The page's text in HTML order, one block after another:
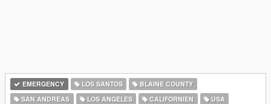
EMERGENCY LOS SANTOS
BLAINE COUNTY
SAN ANDREAS
LOS ANGELES CALIFORNIEN
USA